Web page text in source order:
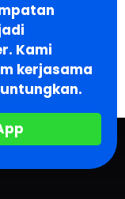
Kami
kerjasama